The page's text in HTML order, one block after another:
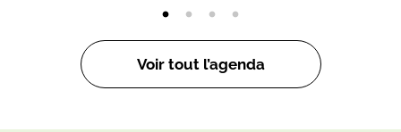
Voir tout l’agenda